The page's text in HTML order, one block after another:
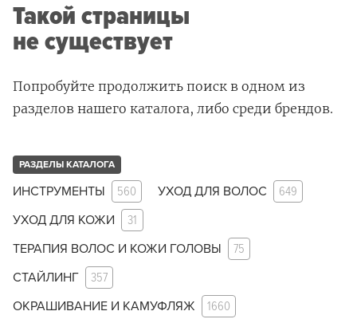
Такой страницы
не существует
Попробуйте продолжить поиск в одном из
разделов нашего каталога, либо среди брендов.
РАЗДЕЛЫ КАТАЛОГА
ИНСТРУМЕНТЫ 560 УХОД ДЛЯ ВОЛОС 649
УХОД ДЛЯ КОЖИ 31
ТЕРАПИЯ ВОЛОС И КОЖИ ГОЛОВЫ 75
СТАЙЛИНГ 357
ОКРАШИВАНИЕ И КАМУФЛЯЖ 1660